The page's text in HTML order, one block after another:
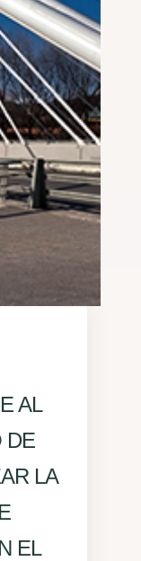
AL
DE
LA
EL